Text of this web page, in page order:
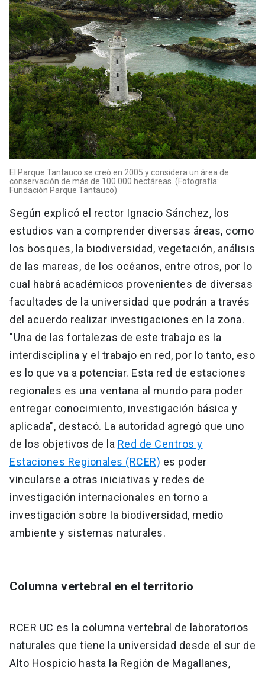
El Parque Tantauco se creó en 2005 y considera un área de
conservación de más de 100.000 hectáreas. (Fotografía:
Fundación Parque Tantauco)
Según explicó el rector Ignacio Sánchez, los
estudios van a comprender diversas áreas, como
los bosques, la biodiversidad, vegetación, análisis
de las mareas, de los océanos, entre otros, por lo
cual habrá académicos provenientes de diversas
facultades de la universidad que podrán a través
del acuerdo realizar investigaciones en la zona.
"Una de las fortalezas de este trabajo es la
interdisciplina y el trabajo en red, por lo tanto, eso
es lo que va a potenciar. Esta red de estaciones
regionales es una ventana al mundo para poder
entregar conocimiento, investigación básica y
aplicada", destacó. La autoridad agregó que uno
de los objetivos de la Red de Centros y
Estaciones Regionales (RCER) es poder
vincularse a otras iniciativas y redes de
investigación internacionales en torno a
investigación sobre la biodiversidad, medio
ambiente y sistemas naturales.
Columna vertebral en el territorio
RCER UC es la columna vertebral de laboratorios
naturales que tiene la universidad desde el sur de
Alto Hospicio hasta la Región de Magallanes,